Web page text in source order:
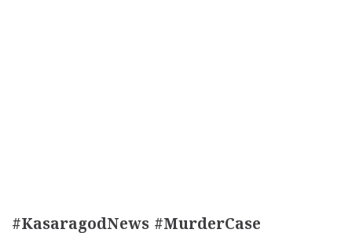
#KasaragodNews #MurderCase